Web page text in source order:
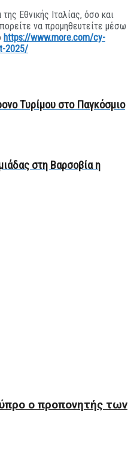
Εθνικής Ιταλίας, όσο και
να προμηθευτείτε μέσω
https://www.more.com/cy-
2025/
Τυρίμου στο Παγκόσμιο
στη Βαρσοβία η
ο προπονητής των